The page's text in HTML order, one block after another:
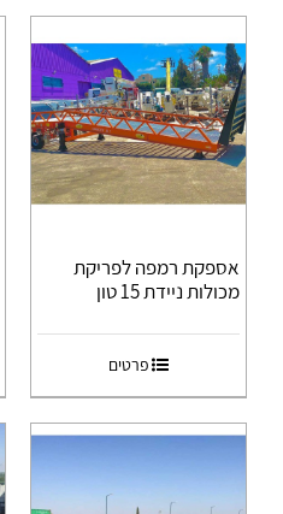
אספקת רמפה לפריקת
מכולות ניידת 15 טון
פרטים